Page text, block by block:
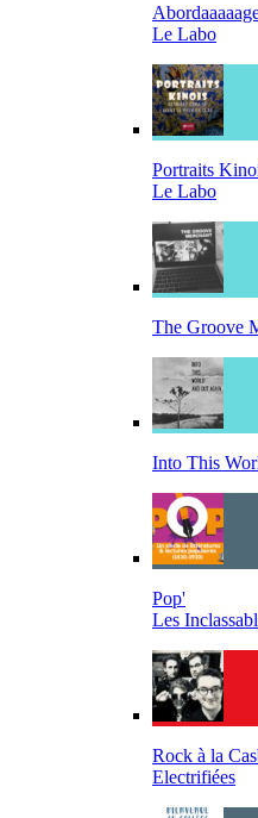
Le Labo
Portraits
Le Labo
The Groove
Into This
Pop'
Les
Rock à la
Electrifiées